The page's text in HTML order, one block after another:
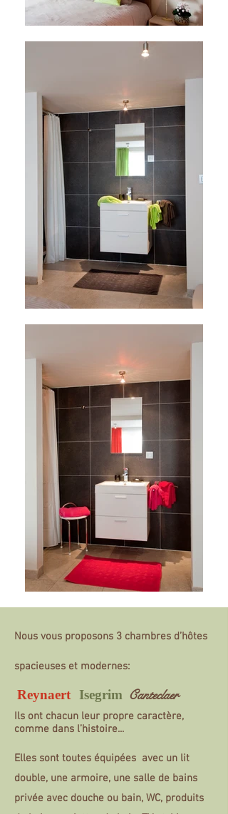
Nous vous proposons 3 chambres d’hôtes
spacieuses et modernes:
Reynaert Isegrim Canteclaer
Ils ont chacun leur propre caractère,
comme dans l’histoire...
Elles sont toutes équipées avec un lit
double, une armoire, une salle de bains
privée avec douche ou bain, WC, produits